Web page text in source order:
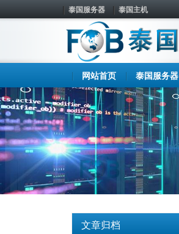
泰国服务器 泰国主机
网站首页 泰国服务器
文章归档